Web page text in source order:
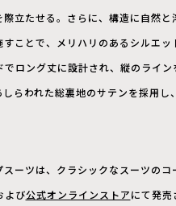
立たせる。さらに、構造に自然
ことで、メリハリのあるシルエ
ロング丈に設計され、縦のライ
らわれた総裏地のサテンを採用
ーツは、クラシックなスーツの
よび公式オンラインストアにて発売